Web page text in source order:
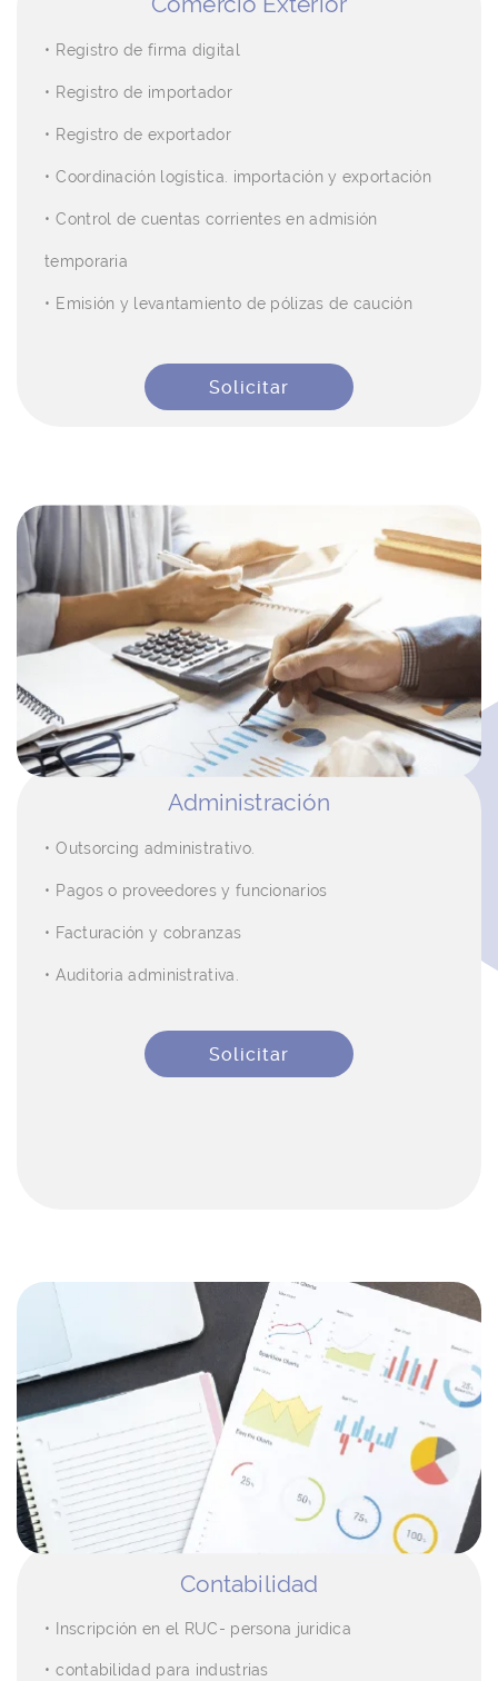
Registro de firma digital
Registro de importador
Registro de exportador
Coordinación logística. importación y exportación
Control de cuentas corrientes en admisión
temporaria
Emisión y levantamiento de pólizas de caución
Solicitar
Administración
Outsorcing administrativo.
Pagos o proveedores y funcionarios
Facturación y cobranzas
Auditoria administrativa.
Solicitar
Contabilidad
Inscripción en el RUC- persona juridica
contabilidad para industrias